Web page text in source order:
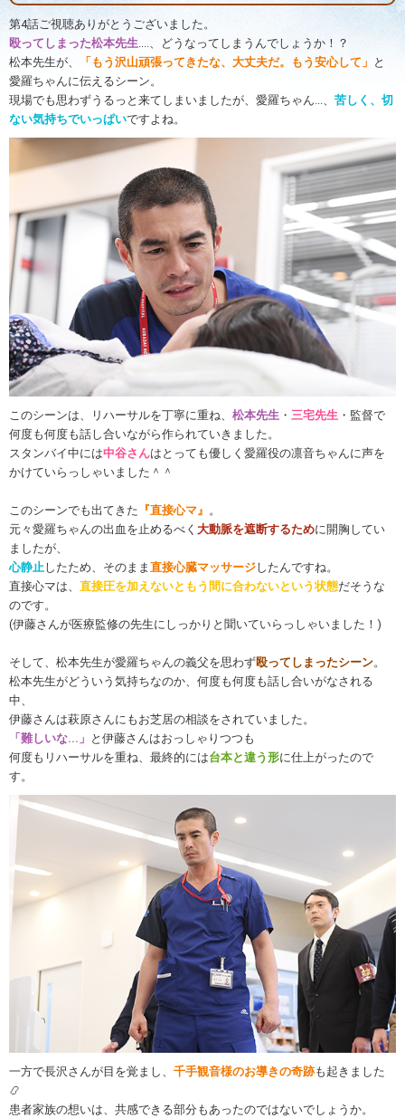
第4話ご視聴ありがとうございました。
殴ってしまった松本先生....、どうなってしまうんでしょうか！？
松本先生が、
「もう沢山頑張ってきたな、大丈夫だ。もう安心して」 と
愛羅ちゃんに伝えるシーン。
現場でも思わずうるっと来てしまいましたが、愛羅ちゃん...、 苦しく、切
ない気持ちでいっぱいですよね。
このシーンは、リハーサルを丁寧に重ね、 松本先生 ・ 三宅先生 ・監督で
何度も何度も話し合いながら作られていきました。
スタンバイ中には中谷さんはとっても優しく愛羅役の凛音ちゃんに声を
かけていらっしゃいました＾＾
このシーンでも出てきた 『直接心マ』 。
元々愛羅ちゃんの出血を止めるべく 大動脈を遮断するために開胸してい
ましたが、
心静止 したため、そのまま 直接心臓マッサージしたんですね。
直接心マは、 直接圧を加えないともう間に合わないという状態だそうな
のです。
(伊藤さんが医療監修の先生にしっかりと聞いていらっしゃいました！)
そして、松本先生が愛羅ちゃんの義父を思わず殴ってしまったシーン。
松本先生がどういう気持ちなのか、何度も何度も話し合いがなされる
中、
伊藤さんは萩原さんにもお芝居の相談をされていました。
「難しいな...」 と伊藤さんはおっしゃりつつも
何度もリハーサルを重ね、最終的には台本と違う形に仕上がったので
す。
一方で長沢さんが目を覚まし、 千手観音様のお導きの奇跡も起きました
📿
患者家族の想いは、共感できる部分もあったのではないでしょうか。